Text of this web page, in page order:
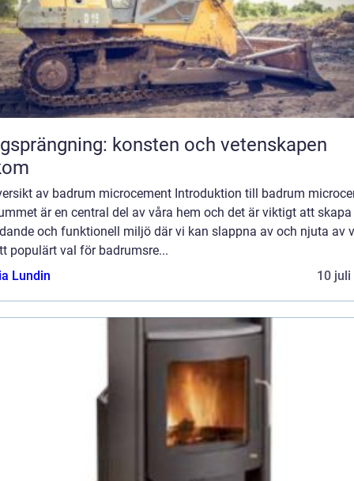
konsten och vetenskapen
av badrum microcement Introduktion till badrum
är en central del av våra hem och det är viktigt att skapa
och funktionell miljö där vi kan slappna av och njuta av
populärt val för badrumsre...
Lundin
10 juli